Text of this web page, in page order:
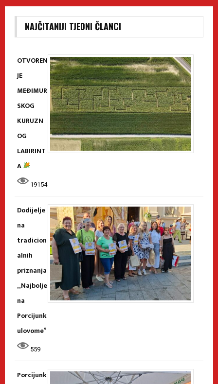
NAJČITANIJI TJEDNI ČLANCI
OTVOREN
JE
MEĐIMUR
SKOG
KURUZN
OG
LABIRINT
A
19154
Dodijelje
na
tradicion
alnih
priznanja
„Najbolje
na
Porcijunk
ulovome”
559
Porcijunk